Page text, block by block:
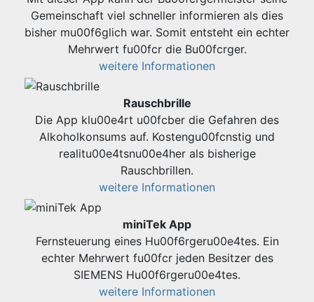
Gemeinschaft viel schneller informieren als dies
bisher mu00f6glich war. Somit entsteht ein echter
Mehrwert fu00fcr die Bu00fcrger.
weitere Informationen
Rauschbrille
Die App klu00e4rt u00fcber die Gefahren des
Alkoholkonsums auf. Kostengu00fcnstig und
realitu00e4tsnu00e4her als bisherige
Rauschbrillen.
weitere Informationen
miniTek App
Fernsteuerung eines Hu00f6rgeru00e4tes. Ein
echter Mehrwert fu00fcr jeden Besitzer des
SIEMENS Hu00f6rgeru00e4tes.
weitere Informationen